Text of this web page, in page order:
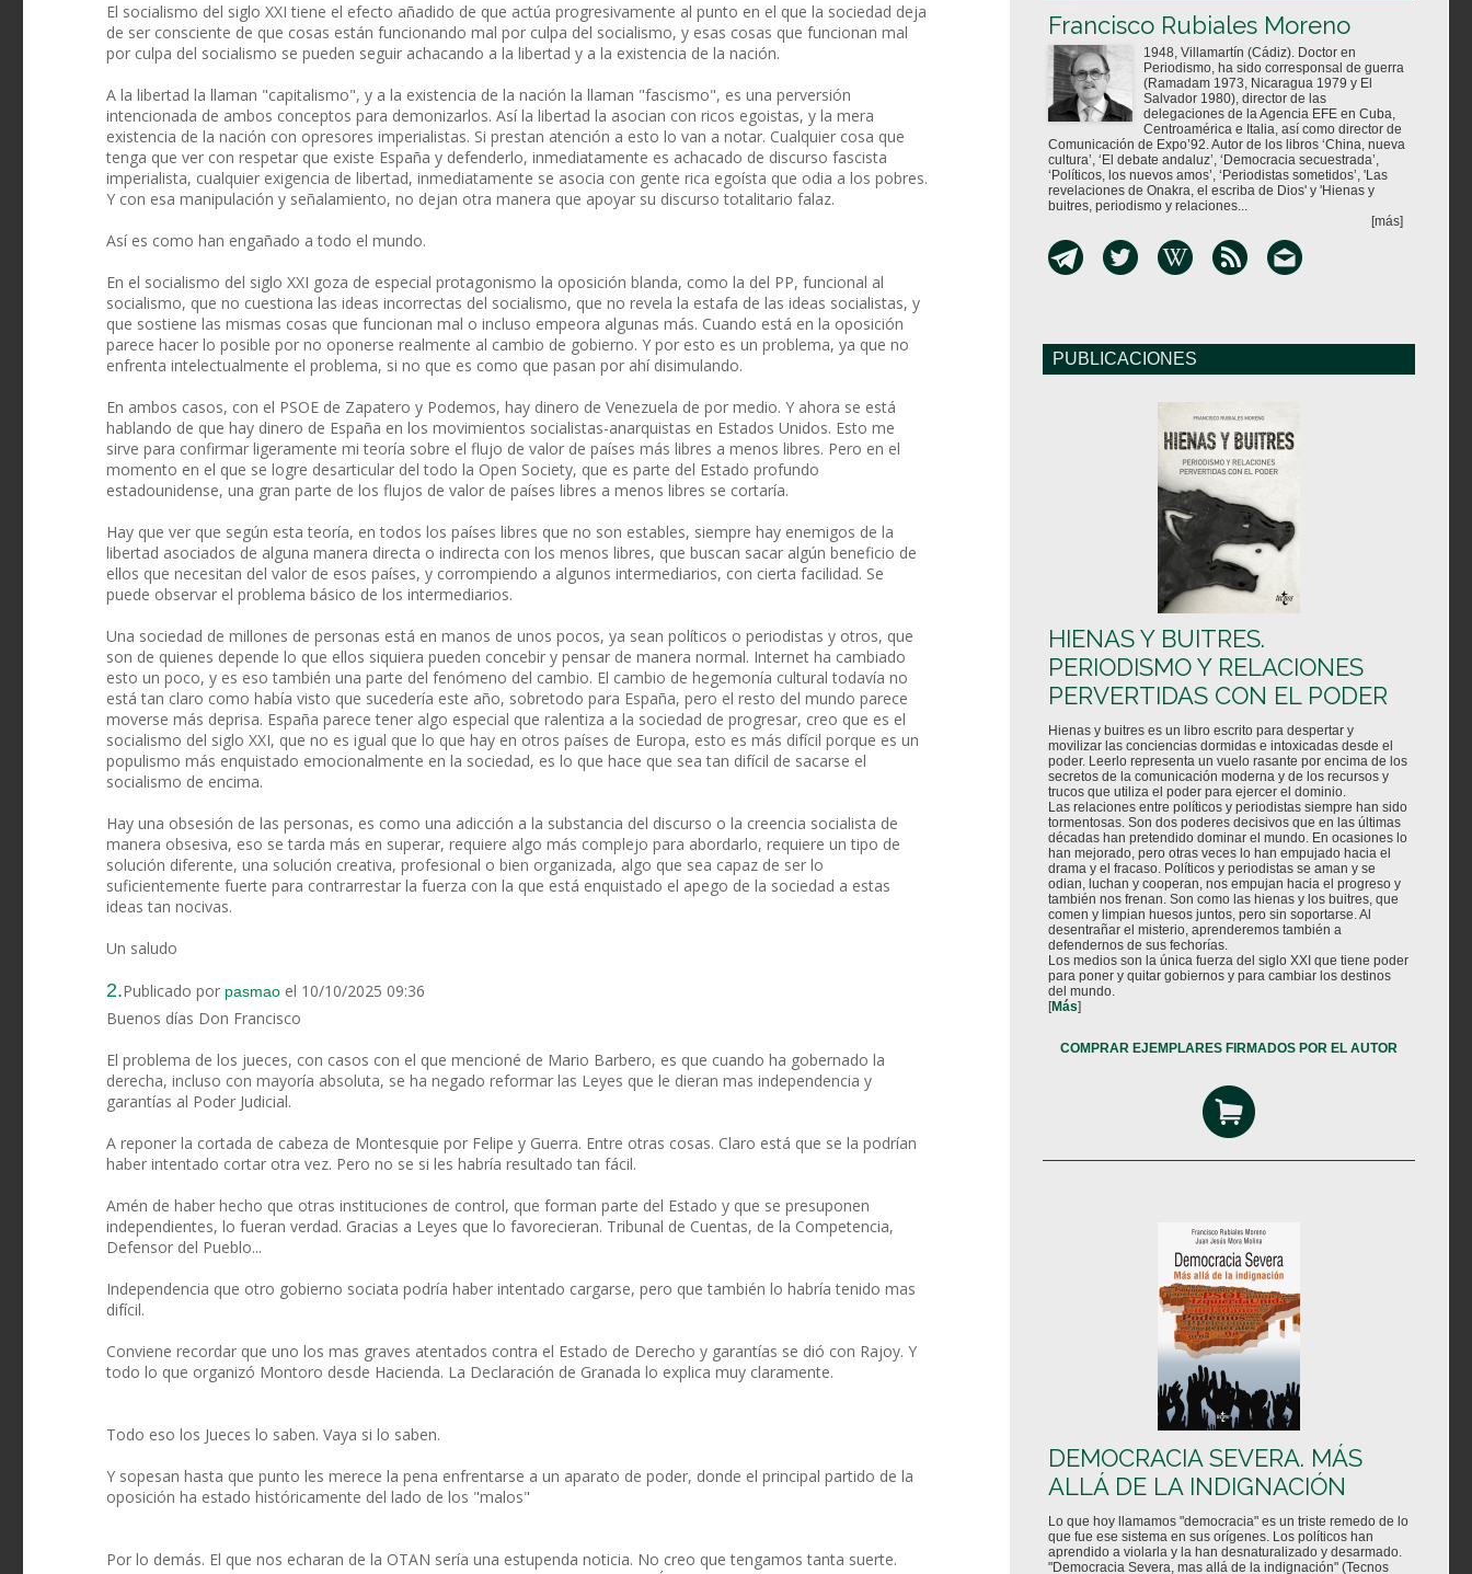
El socialismo del siglo XXI tiene el efecto añadido de que actúa progresivamente al punto en el que la sociedad deja
de ser consciente de que cosas están funcionando mal por culpa del socialismo, y esas cosas que funcionan mal
por culpa del socialismo se pueden seguir achacando a la libertad y a la existencia de la nación.
A la libertad la llaman "capitalismo", y a la existencia de la nación la llaman "fascismo", es una perversión
intencionada de ambos conceptos para demonizarlos. Así la libertad la asocian con ricos egoistas, y la mera
existencia de la nación con opresores imperialistas. Si prestan atención a esto lo van a notar. Cualquier cosa que
tenga que ver con respetar que existe España y defenderlo, inmediatamente es achacado de discurso fascista
imperialista, cualquier exigencia de libertad, inmediatamente se asocia con gente rica egoísta que odia a los pobres.
Y con esa manipulación y señalamiento, no dejan otra manera que apoyar su discurso totalitario falaz.
Así es como han engañado a todo el mundo.
En el socialismo del siglo XXI goza de especial protagonismo la oposición blanda, como la del PP, funcional al
socialismo, que no cuestiona las ideas incorrectas del socialismo, que no revela la estafa de las ideas socialistas, y
que sostiene las mismas cosas que funcionan mal o incluso empeora algunas más. Cuando está en la oposición
parece hacer lo posible por no oponerse realmente al cambio de gobierno. Y por esto es un problema, ya que no
enfrenta intelectualmente el problema, si no que es como que pasan por ahí disimulando.
En ambos casos, con el PSOE de Zapatero y Podemos, hay dinero de Venezuela de por medio. Y ahora se está
hablando de que hay dinero de España en los movimientos socialistas-anarquistas en Estados Unidos. Esto me
sirve para confirmar ligeramente mi teoría sobre el flujo de valor de países más libres a menos libres. Pero en el
momento en el que se logre desarticular del todo la Open Society, que es parte del Estado profundo
estadounidense, una gran parte de los flujos de valor de países libres a menos libres se cortaría.
Hay que ver que según esta teoría, en todos los países libres que no son estables, siempre hay enemigos de la
libertad asociados de alguna manera directa o indirecta con los menos libres, que buscan sacar algún beneficio de
ellos que necesitan del valor de esos países, y corrompiendo a algunos intermediarios, con cierta facilidad. Se
puede observar el problema básico de los intermediarios.
Una sociedad de millones de personas está en manos de unos pocos, ya sean políticos o periodistas y otros, que
son de quienes depende lo que ellos siquiera pueden concebir y pensar de manera normal. Internet ha cambiado
esto un poco, y es eso también una parte del fenómeno del cambio. El cambio de hegemonía cultural todavía no
está tan claro como había visto que sucedería este año, sobretodo para España, pero el resto del mundo parece
moverse más deprisa. España parece tener algo especial que ralentiza a la sociedad de progresar, creo que es el
socialismo del siglo XXI, que no es igual que lo que hay en otros países de Europa, esto es más difícil porque es un
populismo más enquistado emocionalmente en la sociedad, es lo que hace que sea tan difícil de sacarse el
socialismo de encima.
Hay una obsesión de las personas, es como una adicción a la substancia del discurso o la creencia socialista de
manera obsesiva, eso se tarda más en superar, requiere algo más complejo para abordarlo, requiere un tipo de
solución diferente, una solución creativa, profesional o bien organizada, algo que sea capaz de ser lo
suficientemente fuerte para contrarrestar la fuerza con la que está enquistado el apego de la sociedad a estas
ideas tan nocivas.
Un saludo
2.Publicado por pasmao el 10/10/2025 09:36
Buenos días Don Francisco
El problema de los jueces, con casos con el que mencioné de Mario Barbero, es que cuando ha gobernado la
derecha, incluso con mayoría absoluta, se ha negado reformar las Leyes que le dieran mas independencia y
garantías al Poder Judicial.
A reponer la cortada de cabeza de Montesquie por Felipe y Guerra. Entre otras cosas. Claro está que se la podrían
haber intentado cortar otra vez. Pero no se si les habría resultado tan fácil.
Amén de haber hecho que otras instituciones de control, que forman parte del Estado y que se presuponen
independientes, lo fueran verdad. Gracias a Leyes que lo favorecieran. Tribunal de Cuentas, de la Competencia,
Defensor del Pueblo...
Independencia que otro gobierno sociata podría haber intentado cargarse, pero que también lo habría tenido mas
difícil.
Conviene recordar que uno los mas graves atentados contra el Estado de Derecho y garantías se dió con Rajoy. Y
todo lo que organizó Montoro desde Hacienda. La Declaración de Granada lo explica muy claramente.
Todo eso los Jueces lo saben. Vaya si lo saben.
Y sopesan hasta que punto les merece la pena enfrentarse a un aparato de poder, donde el principal partido de la
oposición ha estado históricamente del lado de los "malos"
Por lo demás. El que nos echaran de la OTAN sería una estupenda noticia. No creo que tengamos tanta suerte.
Francisco Rubiales Moreno
1948, Villamartín (Cádiz). Doctor en
Periodismo, ha sido corresponsal de guerra
(Ramadam 1973, Nicaragua 1979 y El
Salvador 1980), director de las
delegaciones de la Agencia EFE en Cuba,
Centroamérica e Italia, así como director de
Comunicación de Expo’92. Autor de los libros ‘China, nueva
cultura’, ‘El debate andaluz’, ‘Democracia secuestrada’,
‘Políticos, los nuevos amos’, ‘Periodistas sometidos’, 'Las
revelaciones de Onakra, el escriba de Dios' y 'Hienas y
buitres, periodismo y relaciones...
[más]
PUBLICACIONES
HIENAS Y BUITRES.
PERIODISMO Y RELACIONES
PERVERTIDAS CON EL PODER
Hienas y buitres es un libro escrito para despertar y
movilizar las conciencias dormidas e intoxicadas desde el
poder. Leerlo representa un vuelo rasante por encima de los
secretos de la comunicación moderna y de los recursos y
trucos que utiliza el poder para ejercer el dominio.
Las relaciones entre políticos y periodistas siempre han sido
tormentosas. Son dos poderes decisivos que en las últimas
décadas han pretendido dominar el mundo. En ocasiones lo
han mejorado, pero otras veces lo han empujado hacia el
drama y el fracaso. Políticos y periodistas se aman y se
odian, luchan y cooperan, nos empujan hacia el progreso y
también nos frenan. Son como las hienas y los buitres, que
comen y limpian huesos juntos, pero sin soportarse. Al
desentrañar el misterio, aprenderemos también a
defendernos de sus fechorías.
Los medios son la única fuerza del siglo XXI que tiene poder
para poner y quitar gobiernos y para cambiar los destinos
del mundo.
[Más]
COMPRAR EJEMPLARES FIRMADOS POR EL AUTOR
DEMOCRACIA SEVERA. MÁS
ALLÁ DE LA INDIGNACIÓN
Lo que hoy llamamos "democracia" es un triste remedo de lo
que fue ese sistema en sus orígenes. Los políticos han
aprendido a violarla y la han desnaturalizado y desarmado.
"Democracia Severa, mas allá de la indignación" (Tecnos